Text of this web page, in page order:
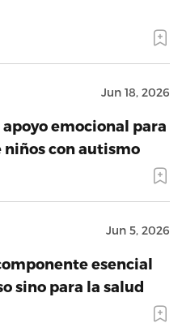
Jun 18, 2026
emocional para
niños con autismo
Jun 5, 2026
esencial
sino para la salud